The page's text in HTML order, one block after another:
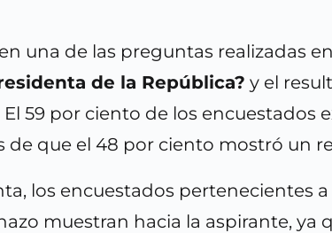
una de las preguntas realizadas
de la República? y el
59 por ciento de los
de que el 48 por ciento mostró un
los encuestados pertenecientes
muestran hacia la aspirante,